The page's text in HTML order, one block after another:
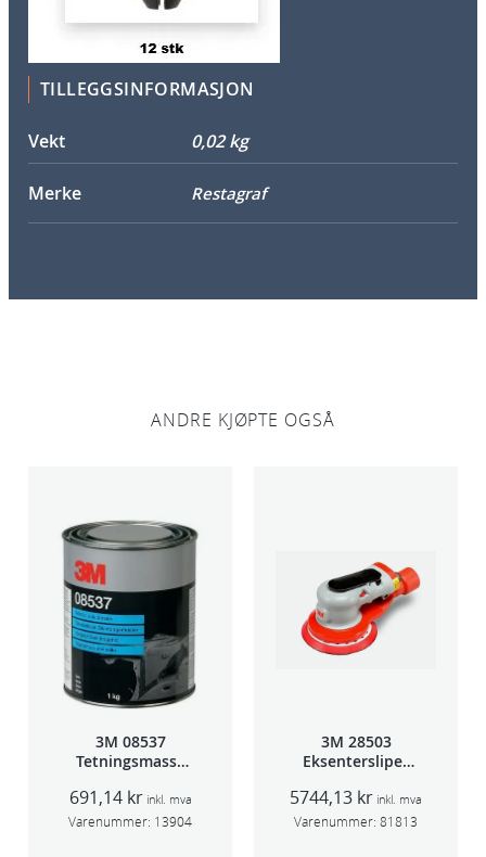
TILLEGGSINFORMASJON
Vekt 0,02 kg
Merke Restagraf
ANDRE KJØPTE OGSÅ
3M 08537
Tetningsmasse
691,14 kr inkl. mva
Varenummer: 13904
3M 28503
Eksentersliper
5mm slag
75mm
5744,13 kr inkl. mva
Varenummer: 81813